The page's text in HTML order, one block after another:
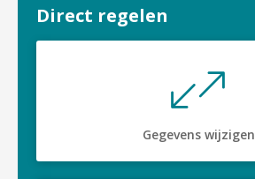
Direct regelen

Gegevens wijzigen